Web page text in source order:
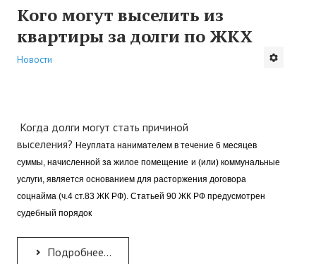
КОНТАКТЫ
Кого могут выселить из
квартиры за долги по ЖКХ
Новости
Когда долги могут стать причиной
выселения? Неуплата нанимателем в течение 6 месяцев
суммы, начисленной за жилое помещение и (или) коммунальные
услуги, является основанием для расторжения договора
соцнайма (ч.4 ст.83 ЖК РФ). Статьей 90 ЖК РФ предусмотрен
судебный порядок
Подробнее...